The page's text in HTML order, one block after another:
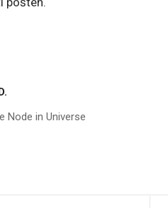
Node in Universe